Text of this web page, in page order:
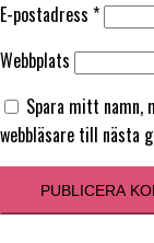
E-postadress *
Webbplats
Spara mitt namn,
webbläsare till nästa